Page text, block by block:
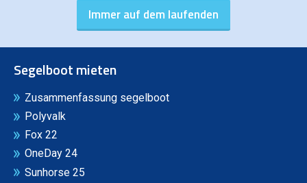
Segelboot mieten
Zusammenfassung segelboot
Polyvalk
Fox 22
OneDay 24
Sunhorse 25